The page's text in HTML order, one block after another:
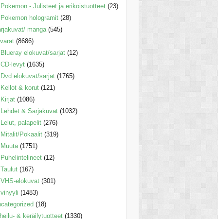
Pokemon - Julisteet ja erikoistuotteet (23)
Pokemon hologramit (28)
manga (545)
(8686)
Blueray elokuvat/sarjat (12)
CD-levyt (1635)
Dvd elokuvat/sarjat (1765)
Kellot & korut (121)
Kirjat (1086)
Lehdet & Sarjakuvat (1032)
Lelut, palapelit (276)
Mitalit/Pokaalit (319)
Muuta (1751)
Puhelintelineet (12)
Taulut (167)
VHS-elokuvat (301)
vinyyli (1483)
(18)
& keräilytuotteet (1330)